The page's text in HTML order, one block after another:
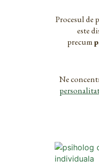
Procesul de
este
precum
Ne